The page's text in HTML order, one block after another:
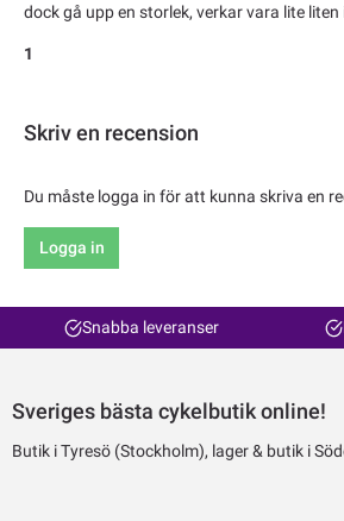
dock gå upp en storlek, verkar vara lite liten
1
Skriv en recension
Du måste logga in för att kunna skriva en
Logga in
Snabba leveranser
Sveriges bästa cykelbutik online!
Butik i Tyresö (Stockholm), lager & butik i